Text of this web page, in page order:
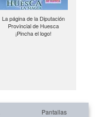
La página de la Diputación
Provincial de Huesca
¡Pincha el logo!
Pantallas